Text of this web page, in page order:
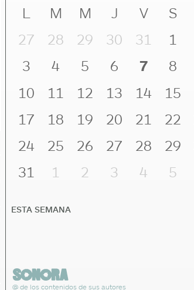
L M M J V S
27
28 29 30 31 1
3
4 5 6 7 8
10
11 12 13 14 15
17
18 19 20 21 22
24
25 26 27 28 29
31
1 2 3 4 5
ESTA SEMANA
@ de los contenidos de sus autores